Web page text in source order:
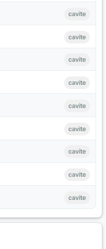
cavite
cavite
cavite
cavite
cavite
cavite
cavite
cavite
cavite